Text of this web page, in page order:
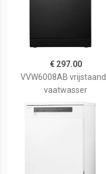
€ 297.00
VVW6008AB
vaatwasser